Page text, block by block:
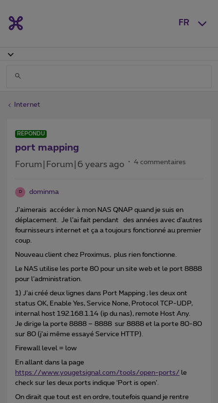
FR
Internet
RÉPONDU
port mapping
Forum|Forum|6 years ago 4 commentaires
D dominma
J’aimerais accéder à mon NAS QNAP quand je suis en
déplacement. Je l’ai fait pendant des années avec d’autres
fournisseurs internet et ça a toujours fonctionné au premier
coup.
Nouveau client chez Proximus, plus rien fonctionne.
Le NAS utilise les porte 80 pour un site web et le port 8888
pour l’administration.
1) J’ai créé deux lignes dans Port Mapping ; les deux ont
status OK, Enable Yes, Service None, Protocol TCP-UDP,
internal host 192.168.1.14 (ip du nas), remote Host Any.
Je dirige la porte 8888 – 8888 sur 8888 et la porte 80-80
sur 80 (j’ai même essayé Service HTTP).
Firewall level = low
En allant dans la page
https://www.yougetsignal.com/tools/open-ports/ le
check sur les deux ports indique ‘Port is open’.
On dirait que tout est en ordre, toutefois quand je rentre